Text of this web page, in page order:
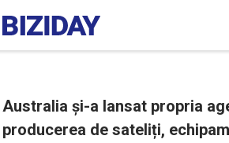
Australia și-a lansat propria
producerea de sateliți,